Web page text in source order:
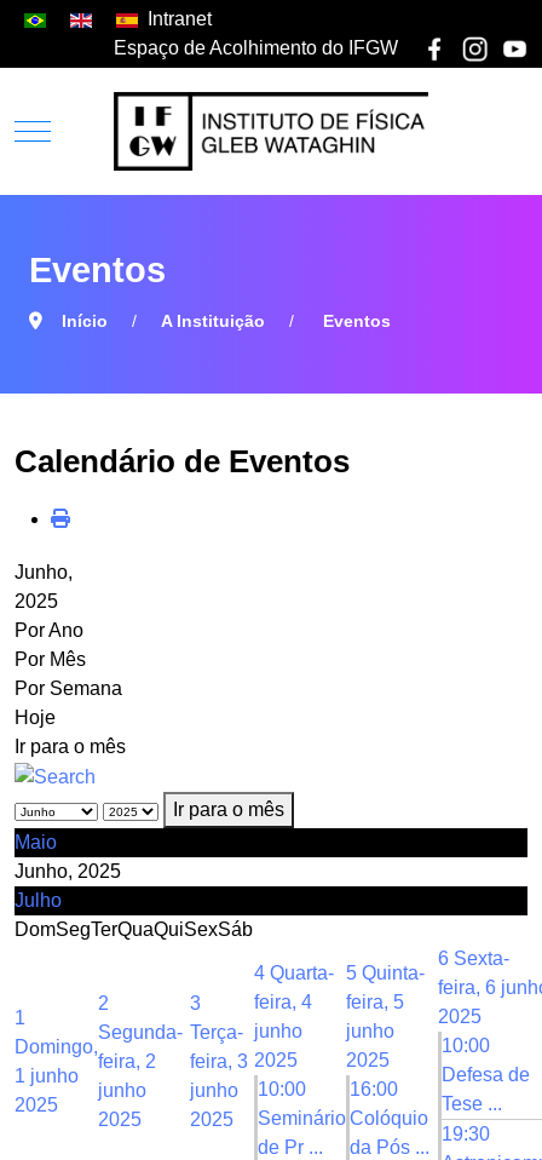
Intranet
Espaço de Acolhimento do IFGW
Eventos
Início A Instituição Eventos
Calendário de Eventos
Junho,
2025
Por Ano
Por Mês
Por Semana
Hoje
Ir para o mês
Ir para o mês
Maio
Junho, 2025
Julho
DomSegTerQuaQuiSexSáb
1
Domingo,
1 junho
2025
2
Segunda-
feira, 2
junho
2025
3
Terça-
feira, 3
junho
2025
4 Quarta-
feira, 4
junho
2025
10:00
Seminário
de Pr ...
5 Quinta-
feira, 5
junho
2025
16:00
Colóquio
da Pós ...
6 Sexta-
feira, 6
2025
10:00
Defesa de
Tese ...
19:30